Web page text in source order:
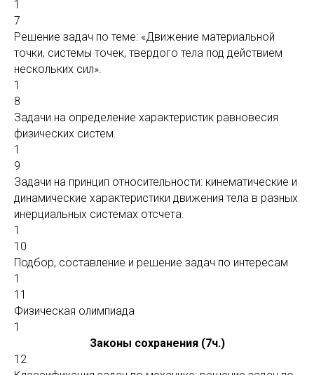
1
7
Решение задач по теме: «Движение материальной
точки, системы точек, твердого тела под действием
нескольких сил».
1
8
Задачи на определение характеристик равновесия
физических систем.
1
9
Задачи на принцип относительности: кинематические и
динамические характеристики движения тела в разных
инерциальных системах отсчета.
1
10
Подбор, составление и решение задач по интересам
1
11
Физическая олимпиада
1
Законы сохранения (7ч.)
12